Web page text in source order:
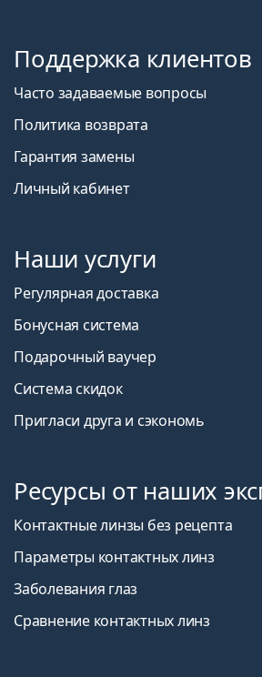
Поддержка клиентов
Часто задаваемые вопросы
Политика возврата
Гарантия замены
Личный кабинет
Наши услуги
Регулярная доставка
Бонусная система
Подарочный ваучер
Система скидок
Пригласи друга и сэкономь
Ресурсы от наших
Контактные линзы без рецепта
Параметры контактных линз
Заболевания глаз
Сравнение контактных линз